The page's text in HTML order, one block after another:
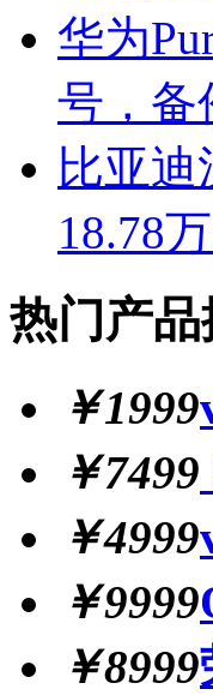
华为
号，备
比亚
18.78
热门产品
￥1999
￥7499
￥4999
￥9999
￥8999